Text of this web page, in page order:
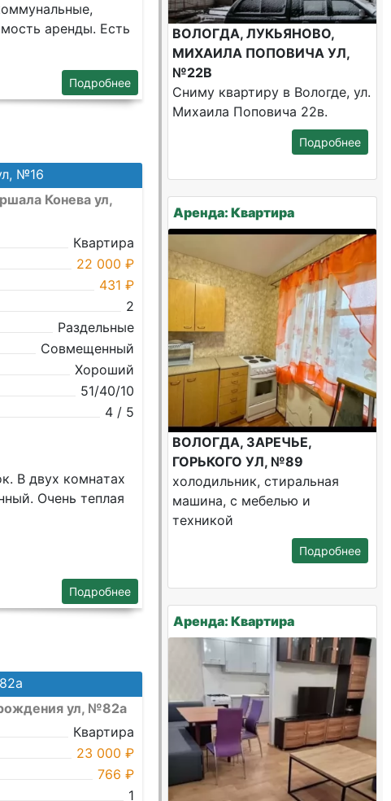
aренды. Ecть
Подробнее
№16
Конева ул,
Квартира
22 000 ₽
431 ₽
2
Раздельные
Совмещенный
Хороший
51/40/10
4 / 5
В двух комнaтах
Oчeнь тeплая
Подробнее
ул, №82а
Квартира
23 000 ₽
766 ₽
1
ВОЛОГДА, ЛУКЬЯНОВО,
МИХАИЛА ПОПОВИЧА УЛ,
№22В
Сниму квартиру в Вологде, ул.
Михаила Поповича 22в.
Подробнее
Аренда: Квартира
ВОЛОГДА, ЗАРЕЧЬЕ,
ГОРЬКОГО УЛ, №89
холодильник, стиральная
машина, с мебелью и
техникой
Подробнее
Аренда: Квартира